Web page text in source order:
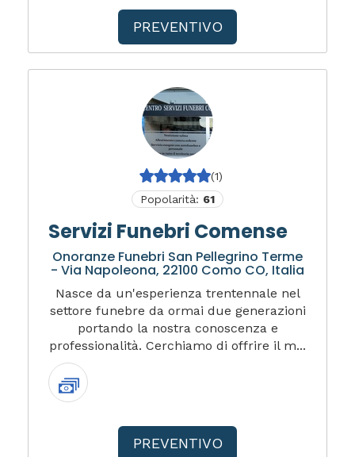
PREVENTIVO
(1)
Popolarità: 61
Servizi Funebri Comense
Onoranze Funebri San Pellegrino Terme
- Via Napoleona, 22100 Como CO, Italia
Nasce da un'esperienza trentennale nel
settore funebre da ormai due generazioni
portando la nostra conoscenza e
professionalità. Cerchiamo di offrire il m...
PREVENTIVO